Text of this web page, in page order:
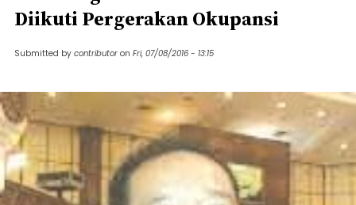
Diikuti Pergerakan Okupansi
Submitted by contributor on Fri, 07/08/2016 - 13:15